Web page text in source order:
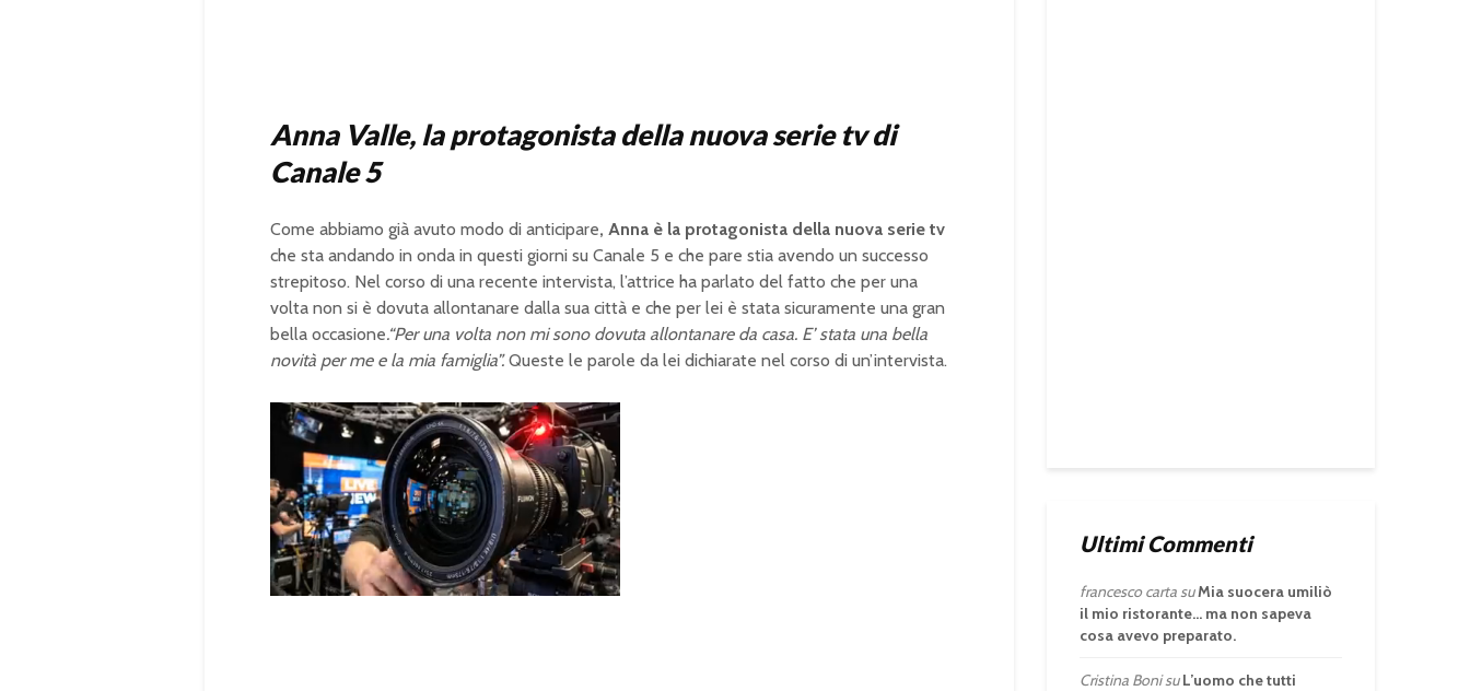
Anna Valle, la protagonista della nuova serie tv di
Canale 5
Come abbiamo già avuto modo di anticipare, Anna è la protagonista della nuova serie tv
che sta andando in onda in questi giorni su Canale 5 e che pare stia avendo un successo
strepitoso. Nel corso di una recente intervista, l’attrice ha parlato del fatto che per una
volta non si è dovuta allontanare dalla sua città e che per lei è stata sicuramente una gran
bella occasione.“Per una volta non mi sono dovuta allontanare da casa. E’ stata una bella
novità per me e la mia famiglia”.Queste le parole da lei dichiarate nel corso di un’intervista.
U
n
m
L
o
Ultimi Commenti
francesco cartasuMia suocera umiliò
il mio ristorante… ma non sapeva
cosa avevo preparato.
Cristina BonisuL’uomo che tutti